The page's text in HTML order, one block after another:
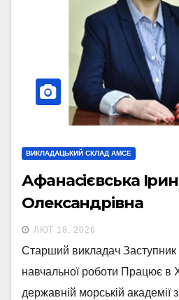
ВИКЛАДАЦЬКИЙ СКЛАД АМСЕ
Афанасієвська
Олександрівна
ЛЮТ 18, 2026
Старший викладач Заступник
навчальної роботи Працює в
державній морській академії